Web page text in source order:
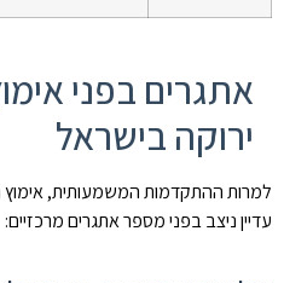
אתגרים בפני
ירוקה בישראל
למרות ההתקדמות המשמעותית, אימוץ
עדיין ניצב בפני מספר אתגרים מרכזיים: